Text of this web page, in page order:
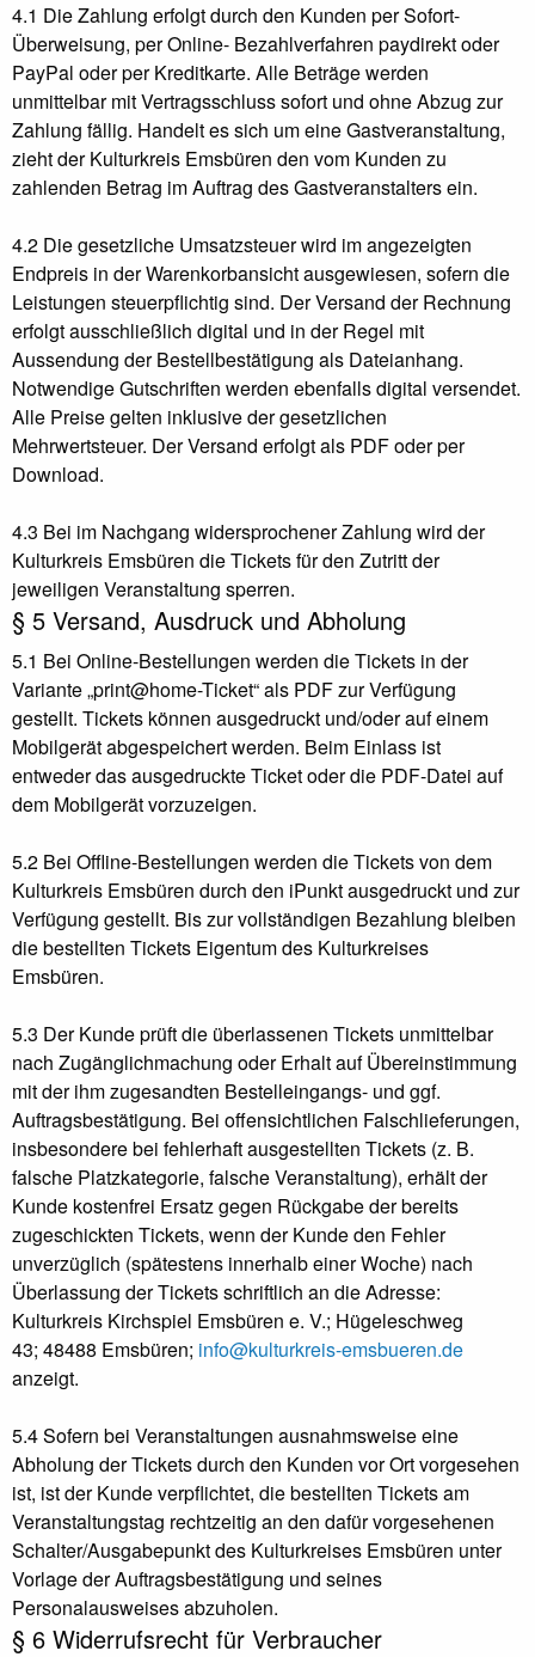
4.1 Die Zahlung erfolgt durch den Kunden per Sofort-
Überweisung, per Online- Bezahlverfahren paydirekt oder
PayPal oder per Kreditkarte. Alle Beträge werden
unmittelbar mit Vertragsschluss sofort und ohne Abzug zur
Zahlung fällig. Handelt es sich um eine Gastveranstaltung,
zieht der Kulturkreis Emsbüren den vom Kunden zu
zahlenden Betrag im Auftrag des Gastveranstalters ein.
4.2 Die gesetzliche Umsatzsteuer wird im angezeigten
Endpreis in der Warenkorbansicht ausgewiesen, sofern die
Leistungen steuerpflichtig sind. Der Versand der Rechnung
erfolgt ausschließlich digital und in der Regel mit
Aussendung der Bestellbestätigung als Dateianhang.
Notwendige Gutschriften werden ebenfalls digital versendet.
Alle Preise gelten inklusive der gesetzlichen
Mehrwertsteuer. Der Versand erfolgt als PDF oder per
Download.
4.3 Bei im Nachgang widersprochener Zahlung wird der
Kulturkreis Emsbüren die Tickets für den Zutritt der
jeweiligen Veranstaltung sperren.
§ 5 Versand, Ausdruck und Abholung
5.1 Bei Online-Bestellungen werden die Tickets in der
Variante „print@home-Ticket“ als PDF zur Verfügung
gestellt. Tickets können ausgedruckt und/oder auf einem
Mobilgerät abgespeichert werden. Beim Einlass ist
entweder das ausgedruckte Ticket oder die PDF-Datei auf
dem Mobilgerät vorzuzeigen.
5.2 Bei Offline-Bestellungen werden die Tickets von dem
Kulturkreis Emsbüren durch den iPunkt ausgedruckt und zur
Verfügung gestellt. Bis zur vollständigen Bezahlung bleiben
die bestellten Tickets Eigentum des Kulturkreises
Emsbüren.
5.3 Der Kunde prüft die überlassenen Tickets unmittelbar
nach Zugänglichmachung oder Erhalt auf Übereinstimmung
mit der ihm zugesandten Bestelleingangs- und ggf.
Auftragsbestätigung. Bei offensichtlichen Falschlieferungen,
insbesondere bei fehlerhaft ausgestellten Tickets (z. B.
falsche Platzkategorie, falsche Veranstaltung), erhält der
Kunde kostenfrei Ersatz gegen Rückgabe der bereits
zugeschickten Tickets, wenn der Kunde den Fehler
unverzüglich (spätestens innerhalb einer Woche) nach
Überlassung der Tickets schriftlich an die Adresse:
Kulturkreis Kirchspiel Emsbüren e. V.; Hügeleschweg
43; 48488 Emsbüren; info@kulturkreis-emsbueren.de
anzeigt.
5.4 Sofern bei Veranstaltungen ausnahmsweise eine
Abholung der Tickets durch den Kunden vor Ort vorgesehen
ist, ist der Kunde verpflichtet, die bestellten Tickets am
Veranstaltungstag rechtzeitig an den dafür vorgesehenen
Schalter/Ausgabepunkt des Kulturkreises Emsbüren unter
Vorlage der Auftragsbestätigung und seines
Personalausweises abzuholen.
§ 6 Widerrufsrecht für Verbraucher